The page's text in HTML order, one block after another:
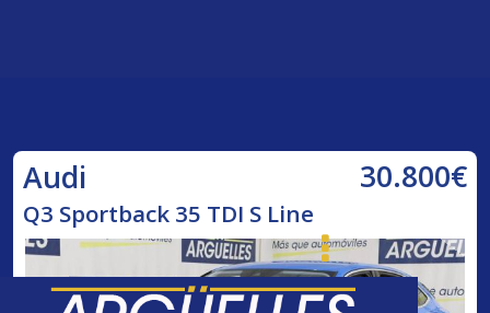
Audi 30.800€
Q3 Sportback 35 TDI S Line